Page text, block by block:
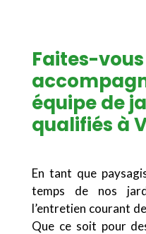
Faites-vous
équipe de
qualifiés à
En tant que
temps de nos
l’entretien courant
Que ce soit pour